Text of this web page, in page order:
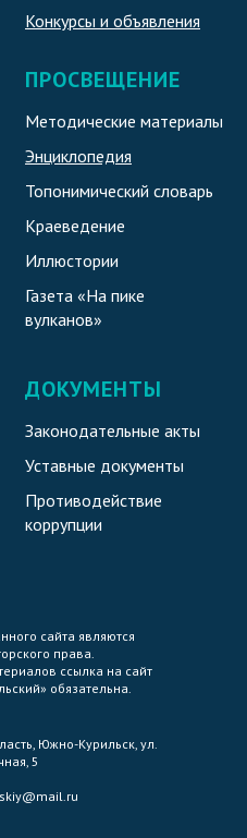
Конкурсы и объявления
ПРОСВЕЩЕНИЕ
Методические материалы
Энциклопедия
Топонимический словарь
Краеведение
Иллюстории
Газета «На пике
вулканов»
ДОКУМЕНТЫ
Законодательные акты
Уставные документы
Противодействие
коррупции
сайта являются
права.
ссылка на сайт
обязательна.
Южно-Курильск, ул.
5